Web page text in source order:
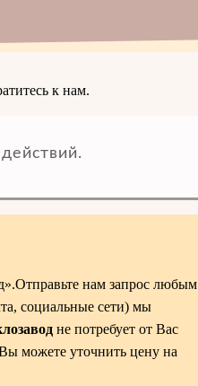
к нам.
нам запрос любым
социальные сети) мы
не потребует от Вас
можете уточнить цену на